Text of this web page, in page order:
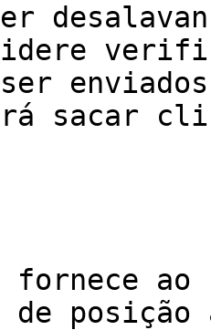
ser
sacar
fornece ao
de